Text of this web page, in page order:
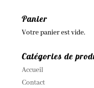
Panier
Votre panier est vide.
Catégories de
Accueil
Contact